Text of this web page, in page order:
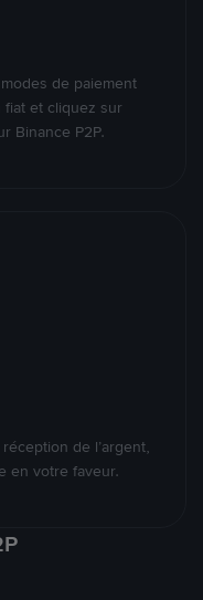
de paiement
fiat et cliquez sur
Binance P2P.
de l’argent,
en votre faveur.